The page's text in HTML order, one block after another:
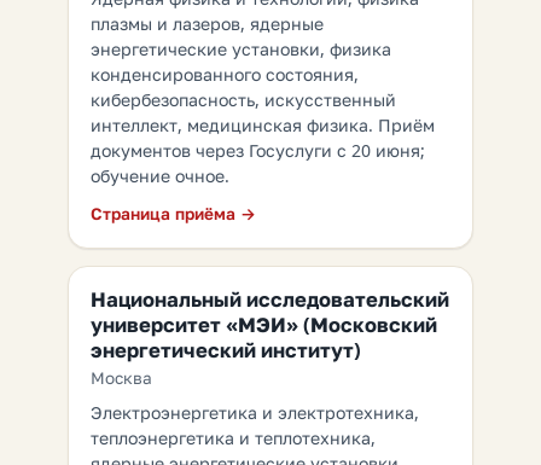
плазмы и лазеров, ядерные
энергетические установки, физика
конденсированного состояния,
кибербезопасность, искусственный
интеллект, медицинская физика. Приём
документов через Госуслуги с 20 июня;
обучение очное.
Страница приёма →
Национальный исследовательский
университет «МЭИ» (Московский
энергетический институт)
Москва
Электроэнергетика и электротехника,
теплоэнергетика и теплотехника,